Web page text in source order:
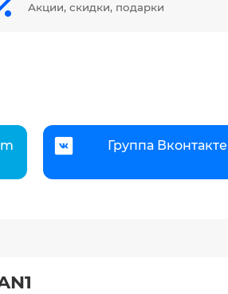
Акции, скидки, подарки
Группа Вконтакте